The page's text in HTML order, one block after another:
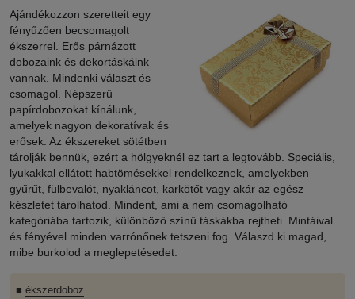
Ajándékozzon szeretteit egy
fényűzően becsomagolt
ékszerrel. Erős párnázott
dobozaink és dekortáskáink
vannak. Mindenki választ és
csomagol. Népszerű
papírdobozokat kínálunk,
amelyek nagyon dekoratívak és
erősek. Az ékszereket sötétben
tárolják bennük, ezért a hölgyeknél ez tart a legtovább. Speciális,
lyukakkal ellátott habtömésekkel rendelkeznek, amelyekben
gyűrűt, fülbevalót, nyakláncot, karkötőt vagy akár az egész
készletet tárolhatod. Mindent, ami a nem csomagolható
kategóriába tartozik, különböző színű táskákba rejtheti. Mintáival
és fényével minden varrónőnek tetszeni fog. Válaszd ki magad,
mibe burkolod a meglepetésedet.
■ ékszerdoboz